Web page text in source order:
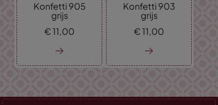
Konfetti 905
grijs
€11,00
Konfetti 903
grijs
€11,00